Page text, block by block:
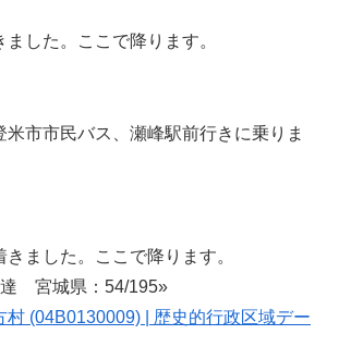
した。ここで降ります。
米市市民バス、瀬峰駅前行きに乗りま
ました。ここで降ります。
宮城県：54/195»
村 (04B0130009) | 歴史的行政区域デー